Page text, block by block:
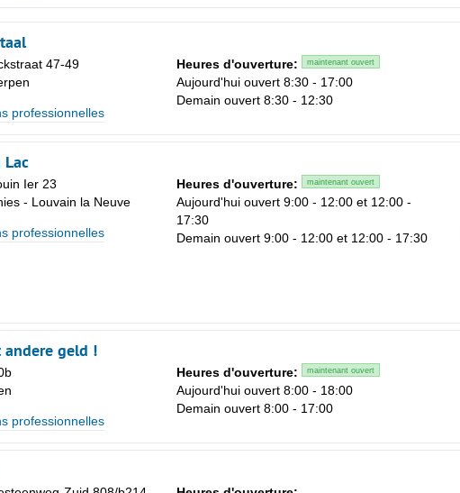
Sa
1
28 29
4
47-49
professionnelles
Heures d'ouverture: maintenant ouvert
Aujourd'hui ouvert 8:30 - 17:00
Demain ouvert 8:30 - 12:30
Lac
Ier 23
- Louvain la Neuve
professionnelles
Heures d'ouverture: maintenant ouvert
Aujourd'hui ouvert 9:00 - 12:00 et 12:00 -
17:30
Demain ouvert 9:00 - 12:00 et 12:00 - 17:30
andere geld !
professionnelles
Heures d'ouverture: maintenant ouvert
Aujourd'hui ouvert 8:00 - 18:00
Demain ouvert 8:00 - 17:00